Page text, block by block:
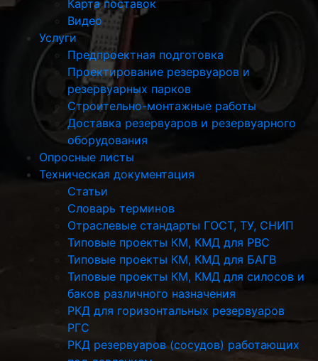
Карта поставок
Видео
Услуги
Предпроектная подготовка
Проектирование резервуаров и
резервуарных парков
Строительно-монтажные работы
Доставка резервуаров и резервуарного
оборудования
Опросные листы
Техническая документация
Статьи
Словарь терминов
Отраслевые стандарты ГОСТ, ТУ, СНИП
Типовые проекты КМ, КМД для РВС
Типовые проекты КМ, КМД для БАГВ
Типовые проекты КМ, КМД для силосов и
баков различного назначения
РКД для горизонтальных резервуаров
РГС
РКД резервуаров (сосудов) работающих